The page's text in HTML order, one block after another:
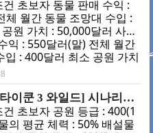
들므로 바로 삭제합니다.
입니다. 인기는 좋은데 길
으므로 입구와 출구를 앞
시다. 3번은 메인로드입니
이 있으므로 길에 돈이 많
입니다...;;;;; 외각으로 관리
다. (청소부를 2명둬야 하는
니다.) 십자가로..
초보자 동물 판매 수익 :
체 월간 동물 조망대 수입 :
원 가치 : 50,000달러 사업
익 : 550달러(말) 전체 월간
입 : 400달러 최소 공원 가치
이쿤 동물 판매 수익 : 900
간 동물 조망대 수입 : 600
가치 : 100,000달러) 2. 처
볼택스와 탄광차(목재
다. 그냥 놔두면 대기시간
[롤러코스터 타이쿤 3 와일드] 시나리오 05 - 동물원 구조
초보자 공원 등급 : 400(1
의 평균 체력 : 50% 배설물